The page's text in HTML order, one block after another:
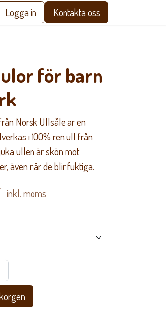
Logga in Kontakta oss
för barn
Norsk Ullsåle är en
i 100% ren ull från
ullen är skön mot
även när de blir fuktiga.
inkl. moms